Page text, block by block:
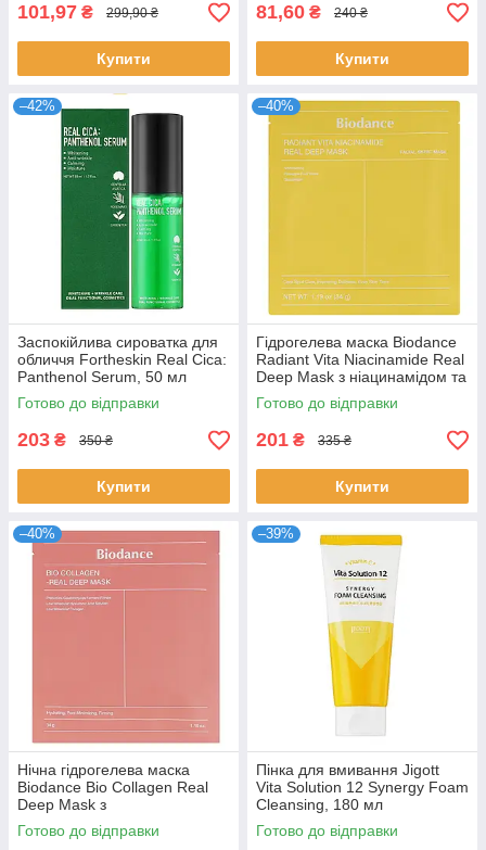
101,97 ₴ 299,90 ₴
Купити
81,60 ₴ 240 ₴
Купити
–42%
Заспокійлива сироватка для
обличчя Fortheskin Real Cica:
Panthenol Serum, 50 мл
Готово до відправки
203 ₴ 350 ₴
Купити
–40%
Гідрогелева маска Biodance
Radiant Vita Niacinamide Real
Deep Mask з ніацинамідом та
ананасовою водою.
Готово до відправки
201 ₴ 335 ₴
Купити
–40%
Нічна гідрогелева маска
Biodance Bio Collagen Real
Deep Mask з
низькомолекулярним
колагеном 34 г
Готово до відправки
–39%
Пінка для вмивання Jigott
Vita Solution 12 Synergy Foam
Cleansing, 180 мл
Готово до відправки